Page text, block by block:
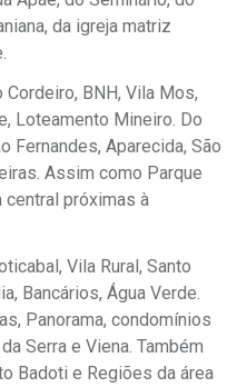
da igreja matriz
BNH, Vila Mos,
Loteamento Mineiro. Do
Fernandes, Aparecida, São
Assim como Parque
central próximas à
Vila Rural, Santo
Bancários, Água Verde.
Panorama, condomínios
Serra e Viena. Também
Badoti e Regiões da área